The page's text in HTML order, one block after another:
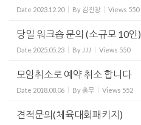
Date 2023.12.20 By 김진창 Views 550
당일 워크숍 문의 (소규모 10인)
Date 2025.05.23 By JJJ Views 550
모임취소로 예약 취소 합니다
Date 2018.08.06 By총무 Views 552
견적문의(체육대회패키지)